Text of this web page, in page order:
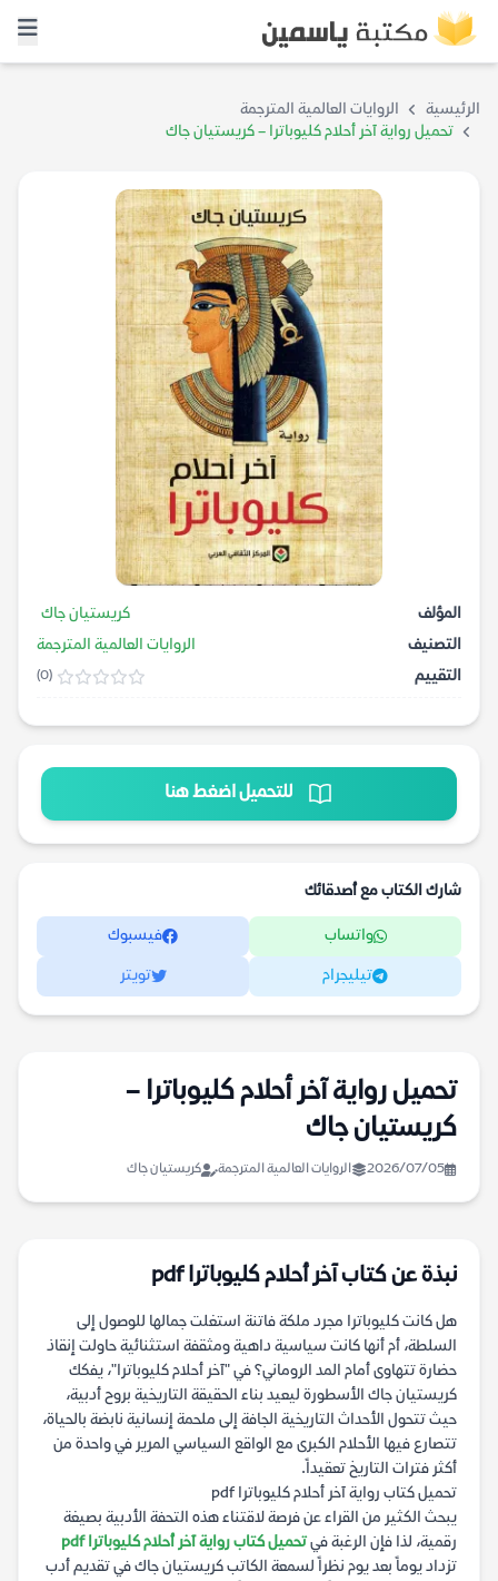
الرئيسية
الروايات العالمية المترجمة
تحميل رواية آخر أحلام كليوباترا – كريستيان جاك
المؤلف
كريستيان جاك
التصنيف
الروايات العالمية المترجمة
التقييم
(0)
للتحميل اضغط هنا
شارك الكتاب مع أصدقائك
واتساب فيسبوك
تيليجرام تويتر
تحميل رواية آخر أحلام كليوباترا –
كريستيان جاك
2026/07/05 الروايات العالمية المترجمة كريستيان جاك
نبذة عن كتاب آخر أحلام كليوباترا pdf
هل كانت كليوباترا مجرد ملكة فاتنة استغلت جمالها للوصول إلى
السلطة، أم أنها كانت سياسية داهية ومثقفة استثنائية حاولت إنقاذ
حضارة تتهاوى أمام المد الروماني؟ في "آخر أحلام كليوباترا"، يفكك
كريستيان جاك الأسطورة ليعيد بناء الحقيقة التاريخية بروح أدبية،
حيث تتحول الأحداث التاريخية الجافة إلى ملحمة إنسانية نابضة بالحياة،
تتصارع فيها الأحلام الكبرى مع الواقع السياسي المرير في واحدة من
أكثر فترات التاريخ تعقيداً.
تحميل كتاب رواية آخر أحلام كليوباترا pdf
يبحث الكثير من القراء عن فرصة لاقتناء هذه التحفة الأدبية بصيغة
رقمية، لذا فإن الرغبة فيتحميل كتاب رواية آخر أحلام كليوباترا pdf
تزداد يوماً بعد يوم نظراً لسمعة الكاتب كريستيان جاك في تقديم أدب